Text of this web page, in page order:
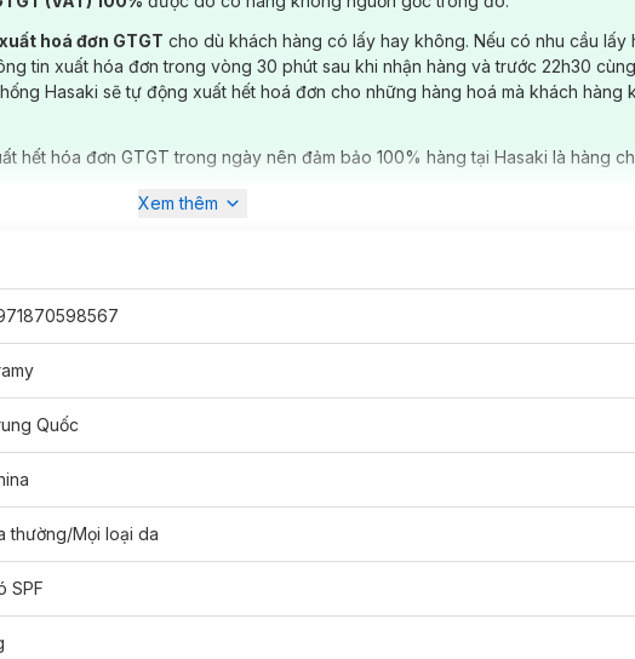
Powder SPF50+ PA++++ 7gchính hãng đã có tạiHasakivới 2 tông màu:
xuất hoá đơn GTGT cho dù khách hàng có lấy hay không. Nếu có nhu cầu lấy
tin xuất hóa đơn trong vòng 30 phút sau khi nhận hàng và trước 22h30
Hasaki sẽ tự động xuất hết hoá đơn cho những hàng hoá mà khách hàng
hết hóa đơn GTGT trong ngày nên đảm bảo 100% hàng tại Hasaki là hàng
Xem thêm
Quốc
thường/Mọi loại da
SPF